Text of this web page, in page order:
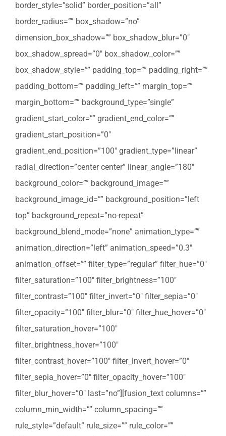
border_style=”solid” border_position=”all”
border_radius=”” box_shadow=”no”
dimension_box_shadow=”” box_shadow_blur=”0″
box_shadow_spread=”0″ box_shadow_color=””
box_shadow_style=”” padding_top=”” padding_right=””
padding_bottom=”” padding_left=”” margin_top=””
margin_bottom=”” background_type=”single”
gradient_start_color=”” gradient_end_color=””
gradient_start_position=”0″
gradient_end_position=”100″ gradient_type=”linear”
radial_direction=”center center” linear_angle=”180″
background_color=”” background_image=””
background_image_id=”” background_position=”left
top” background_repeat=”no-repeat”
background_blend_mode=”none” animation_type=””
animation_direction=”left” animation_speed=”0.3″
animation_offset=”” filter_type=”regular” filter_hue=”0″
filter_saturation=”100″ filter_brightness=”100″
filter_contrast=”100″ filter_invert=”0″ filter_sepia=”0″
filter_opacity=”100″ filter_blur=”0″ filter_hue_hover=”0″
filter_saturation_hover=”100″
filter_brightness_hover=”100″
filter_contrast_hover=”100″ filter_invert_hover=”0″
filter_sepia_hover=”0″ filter_opacity_hover=”100″
filter_blur_hover=”0″ last=”no”][fusion_text columns=””
column_min_width=”” column_spacing=””
rule_style=”default” rule_size=”” rule_color=””